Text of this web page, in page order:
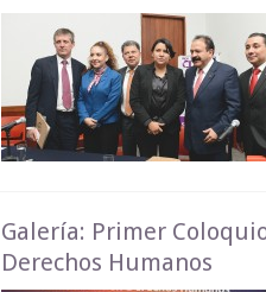
Galería: Primer
Derechos Humanos